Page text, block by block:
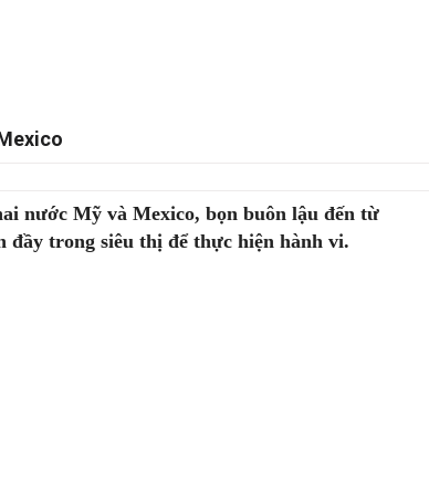
nước Mỹ và Mexico, bọn buôn lậu đến từ
đầy trong siêu thị để thực hiện hành vi.